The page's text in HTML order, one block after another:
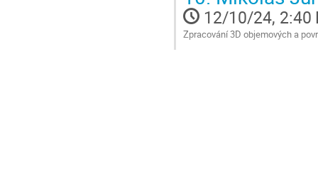
contribution
page 12/10/24, 2:40
Zpracování 3D objemových a